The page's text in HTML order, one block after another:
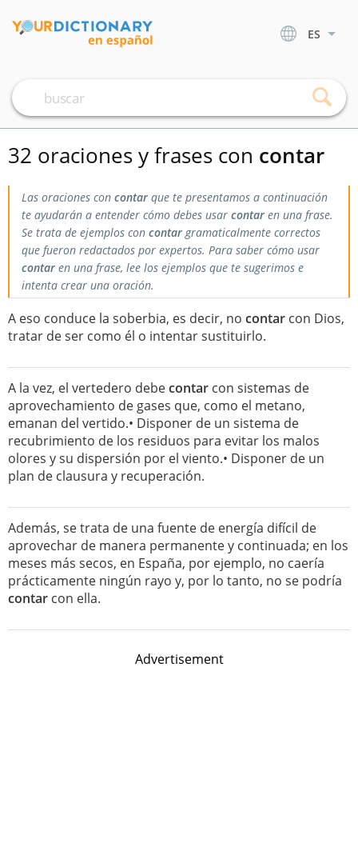
ES
32 oraciones y frases con contar
Las oraciones con contar que te presentamos a continuación
te ayudarán a entender cómo debes usar contar en una frase.
Se trata de ejemplos con contargramaticalmente correctos
que fueron redactados por expertos. Para saber cómo usar
contar en una frase, lee los ejemplos que te sugerimos e
intenta crear una oración.
A eso conduce la soberbia, es decir, no contar con Dios,
tratar de ser como él o intentar sustituirlo.
A la vez, el vertedero debecontar con sistemas de
aprovechamiento de gases que, como el metano,
emanan del vertido.• Disponer de un sistema de
recubrimiento de los residuos para evitar los malos
olores y su dispersión por el viento.• Disponer de un
plan de clausura y recuperación.
Además, se trata de una fuente de energía difícil de
aprovechar de manera permanente y continuada; en los
meses más secos, en España, por ejemplo, no caería
prácticamente ningún rayo y, por lo tanto, no se podría
contar con ella.
Advertisement